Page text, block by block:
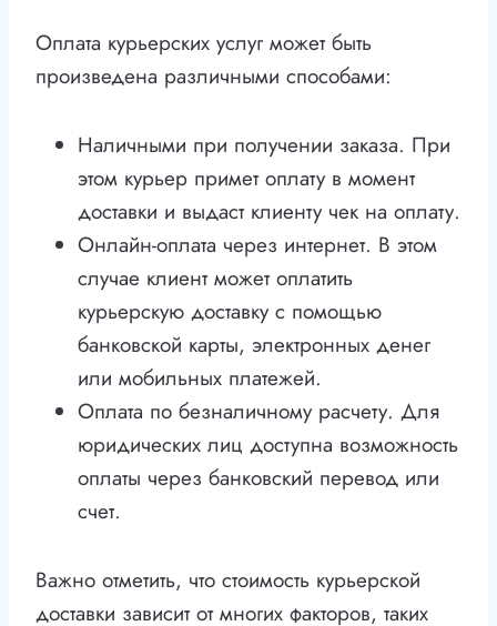
Оплата курьерских услуг может быть
произведена различными способами:
Наличными при получении заказа. При
этом курьер примет оплату в момент
доставки и выдаст клиенту чек на оплату.
Онлайн-оплата через интернет. В этом
случае клиент может оплатить
курьерскую доставку с помощью
банковской карты, электронных денег
или мобильных платежей.
Оплата по безналичному расчету. Для
юридических лиц доступна возможность
оплаты через банковский перевод или
счет.
Важно отметить, что стоимость курьерской
доставки зависит от многих факторов, таких